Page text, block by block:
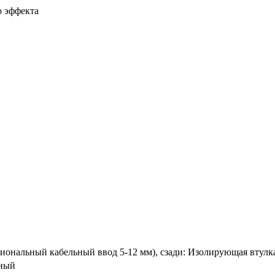
эффекта
кабельный ввод 5-12 мм), сзади: Изолирующая